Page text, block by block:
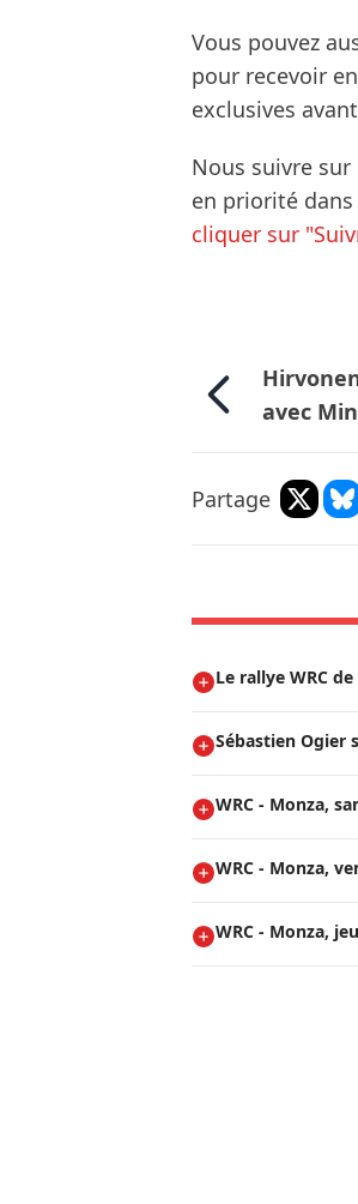
Vous pouvez
pour recevoir
exclusives
Nous suivre
en priorité
cliquer sur
avec
Partage
Le rallye WRC
Sébastien Ogier
WRC - Monza,
WRC - Monza,
WRC - Monza,